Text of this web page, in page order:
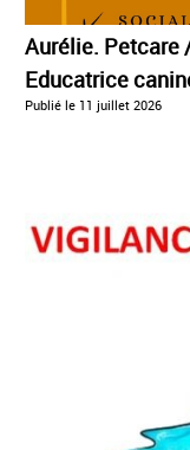
Aurélie. Petcare
Educatrice
Publié le 11 juillet 2026